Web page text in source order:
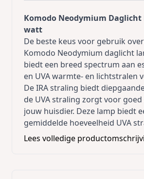
Komodo Neodymium Daglicht
watt
De beste keus voor gebruik
Komodo Neodymium daglicht
biedt een breed spectrum aan
en UVA warmte- en lichtstralen
De IRA straling biedt
de UVA straling zorgt voor
jouw huisdier. Deze lamp biedt
gemiddelde hoeveelheid UVA
eetlust en het imuunsysteem te
De Neodymium laag
Lees volledige